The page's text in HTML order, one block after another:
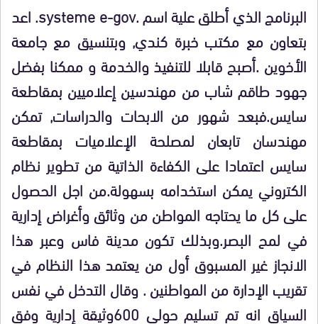
البرنامج الذي أطلق علية اسم .systeme e-gov
.اعد
بتعاون مع مكتب خبرة كندي, وبتنسيق مع جامعة
الأخوين .أصبح قابلا للتنفيذ والخدمة و ممكنا بفضل
جهود طاقم شاب من مهندسين إعلاميين بمقاطعة
سايس.فبعد شهور من الابحات والدراسات, تمكن
مهندسان تابعان لمصلحة الإعلاميات بمقاطعة
سايس اعتمادا على الكفاءة الذاتية من تطوير نظام
الكتروني يمكن استخدامه بسهولة.من اجل الحصول
على كل ما يحتاجه المواطن من وثائق وأغراض إدارية
في لمح البصر.وبذلك تكون مدينة فاس وعبر هذا
الانجاز غير المسبوق أول من يعتمد هذا النظام في
تقريب الإدارة من المواطنين . وقال التدخل في نفس
السياق انه تم تسليم حولي 600وثيقة إدارية وفق